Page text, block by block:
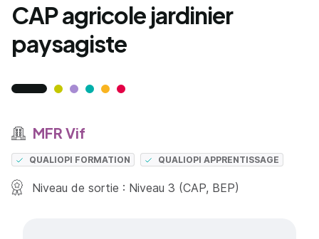
CAP agricole jardinier
paysagiste
MFR Vif
QUALIOPI FORMATION QUALIOPI APPRENTISSAGE
Niveau de sortie : Niveau 3 (CAP, BEP)